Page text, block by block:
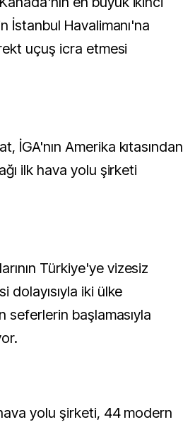
İstanbul Havalimanı'na
uçuş icra etmesi
İGA'nın Amerika kıtasından
ilk hava yolu şirketi
Türkiye'ye vizesiz
dolayısıyla iki ülke
seferlerin başlamasıyla
yolu şirketi, 44 modern